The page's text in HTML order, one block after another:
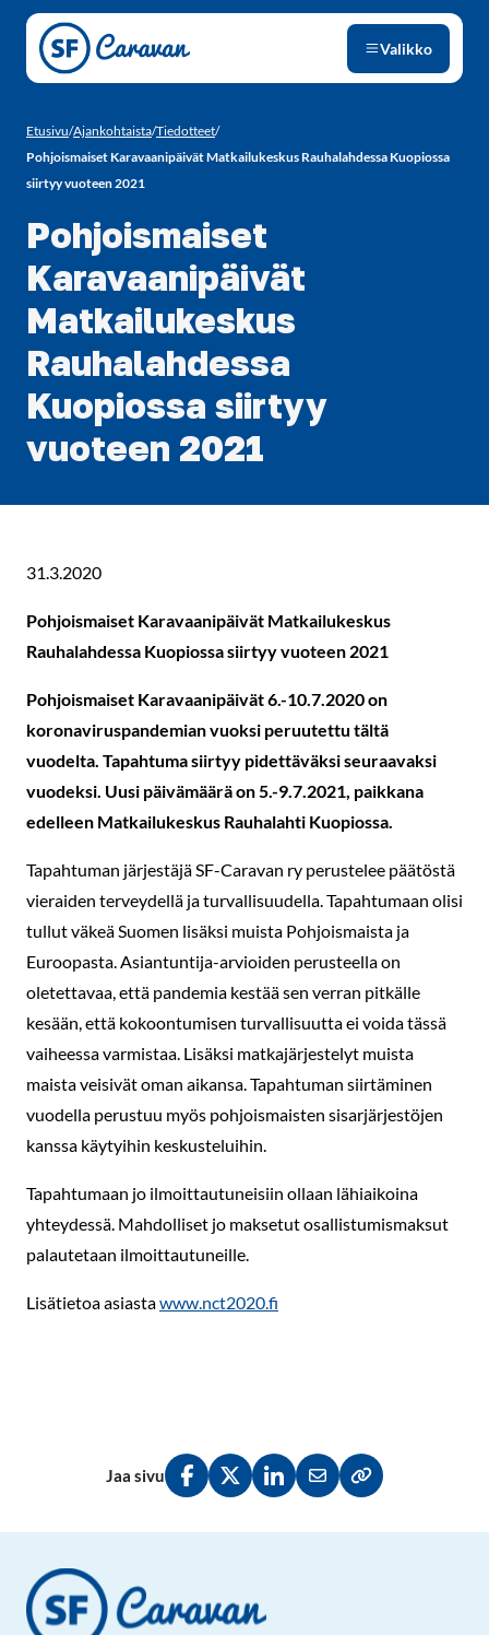
Siirry sivun sisältöön
Valikko
Etusivu/Ajankohtaista/Tiedotteet/
Pohjoismaiset Karavaanipäivät Matkailukeskus Rauhalahdessa Kuopiossa
siirtyy vuoteen 2021
Pohjoismaiset
Karavaanipäivät
Matkailukeskus
Rauhalahdessa
Kuopiossa siirtyy
vuoteen 2021
31.3.2020
Pohjoismaiset Karavaanipäivät Matkailukeskus
Rauhalahdessa Kuopiossa siirtyy vuoteen 2021
Pohjoismaiset Karavaanipäivät 6.-10.7.2020 on
koronaviruspandemian vuoksi peruutettu tältä
vuodelta. Tapahtuma siirtyy pidettäväksi seuraavaksi
vuodeksi. Uusi päivämäärä on 5.-9.7.2021, paikkana
edelleen Matkailukeskus Rauhalahti Kuopiossa.
Tapahtuman järjestäjä SF-Caravan ry perustelee päätöstä
vieraiden terveydellä ja turvallisuudella. Tapahtumaan olisi
tullut väkeä Suomen lisäksi muista Pohjoismaista ja
Euroopasta. Asiantuntija-arvioiden perusteella on
oletettavaa, että pandemia kestää sen verran pitkälle
kesään, että kokoontumisen turvallisuutta ei voida tässä
vaiheessa varmistaa. Lisäksi matkajärjestelyt muista
maista veisivät oman aikansa. Tapahtuman siirtäminen
vuodella perustuu myös pohjoismaisten sisarjärjestöjen
kanssa käytyihin keskusteluihin.
Tapahtumaan jo ilmoittautuneisiin ollaan lähiaikoina
yhteydessä. Mahdolliset jo maksetut osallistumismaksut
palautetaan ilmoittautuneille.
Lisätietoa asiastawww.nct2020.fi
Jaa sivu
Jaa Facebookissa
Jaa Twitterissä
Jaa LinkedInissä
Jaa sähköpostitse
Kopioi linkki